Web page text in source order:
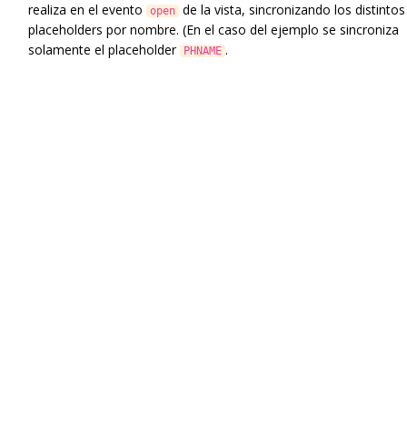
realiza en el evento
open de la vista, sincronizando los distintos
placeholders por nombre. (En el caso del ejemplo se sincroniza
solamente el placeholder
PHNAME .